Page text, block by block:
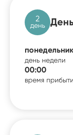
2
день
понедельник
день недели
00:00
время